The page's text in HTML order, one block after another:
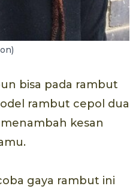
bisa pada rambut
rambut cepol dua
kesan
gaya rambut ini